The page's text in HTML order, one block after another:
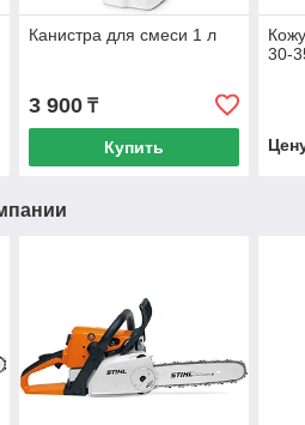
Канистра для смеси 1 л
3 900₸
Купить
30-